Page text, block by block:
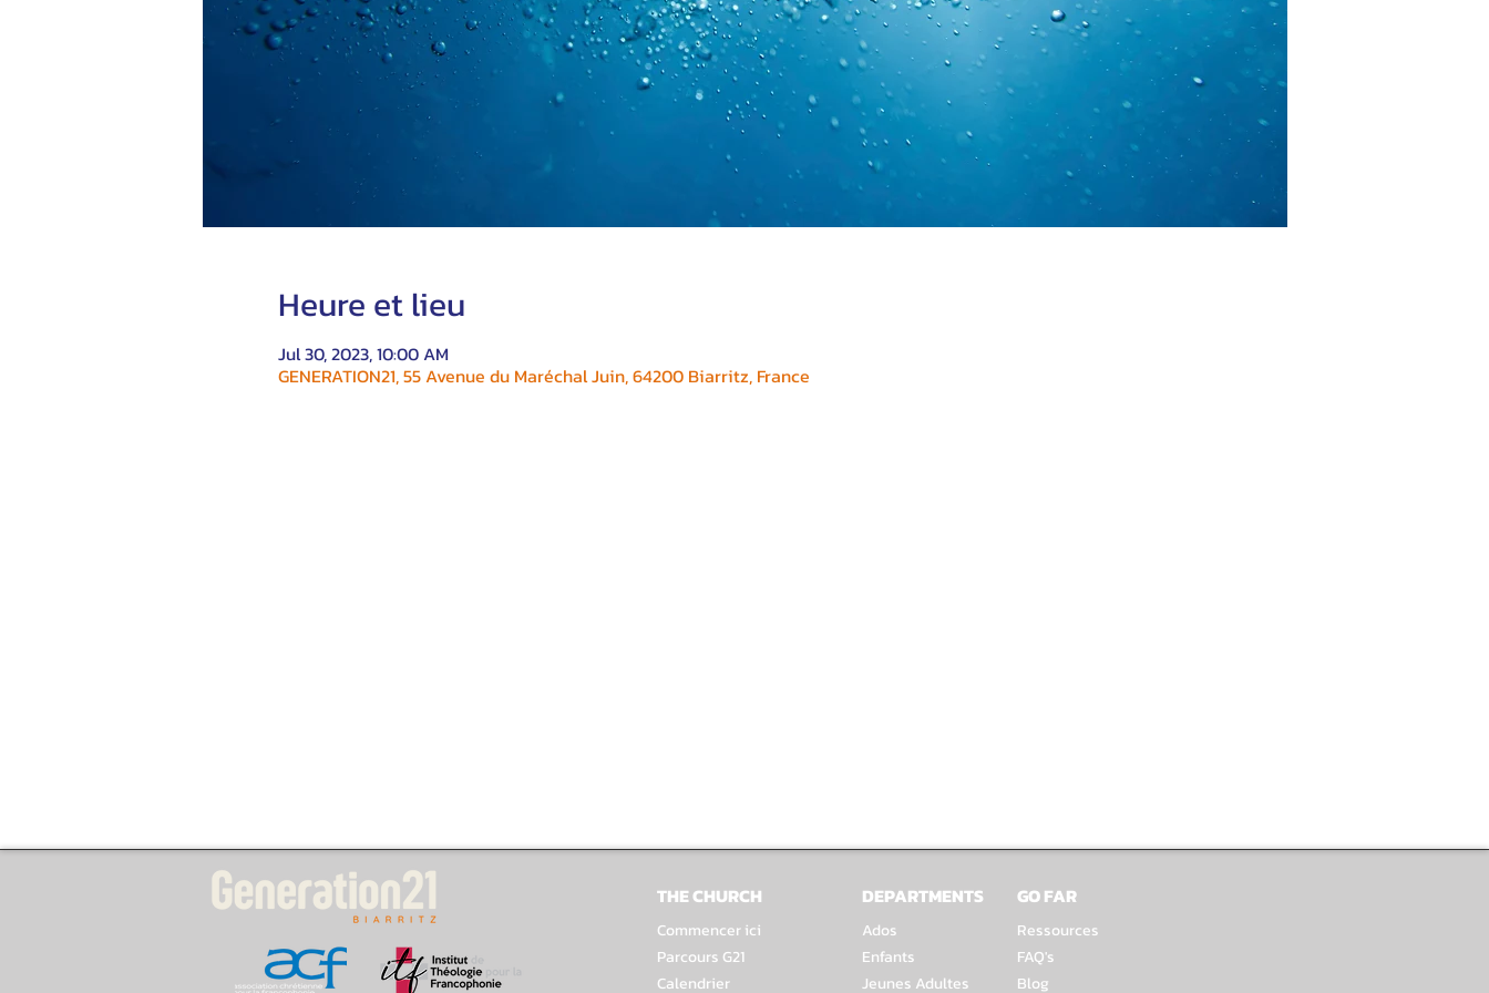
Heure et lieu
Jul 30, 2023, 10:00 AM
GENERATION21, 55 Avenue du Maréchal Juin, 64200 Biarritz, France
THE CHURCH
Commencer ici
Parcours G21
Calendrier
DEPARTMENTS GO FAR
Ados
Enfants
Jeunes Adultes
Ressources
FAQ's
Blog